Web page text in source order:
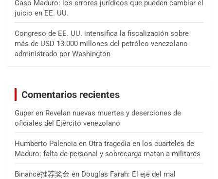
Caso Maduro: los errores jurídicos que pueden cambiar el
juicio en EE. UU.
Congreso de EE. UU. intensifica la fiscalización sobre
más de USD 13.000 millones del petróleo venezolano
administrado por Washington
Comentarios recientes
Guper en Revelan nuevas muertes y deserciones de
oficiales del Ejército venezolano
Humberto Palencia en Otra tragedia en los cuarteles de
Maduro: falta de personal y sobrecarga matan a militares
Binance推荐奖金 en Douglas Farah: El eje del mal